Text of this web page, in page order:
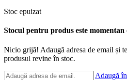
Stoc epuizat
Stocul pentru produs este momentan
Nicio grijă! Adaugă adresa de email și
produsul revine în stoc.
Adaugă